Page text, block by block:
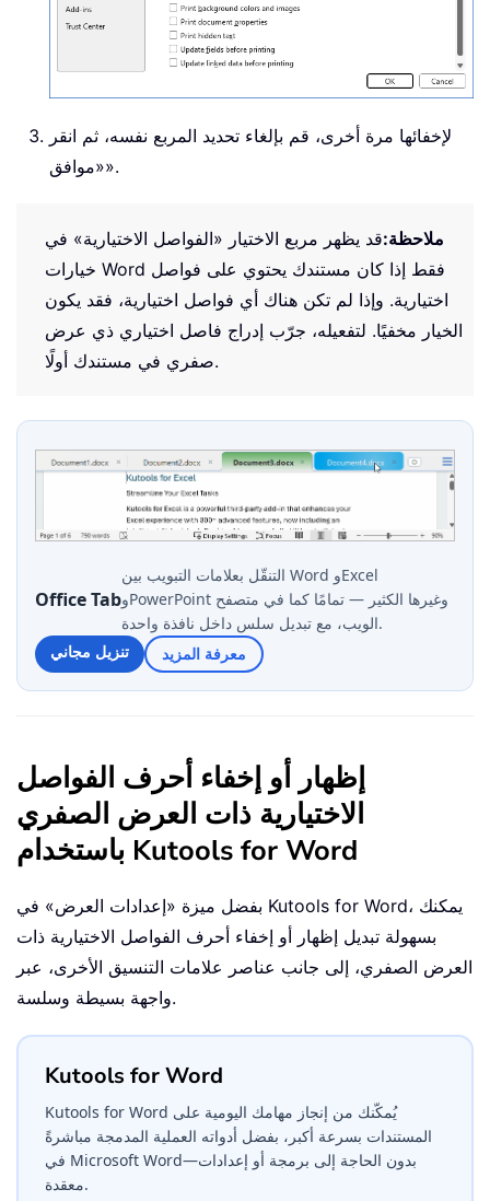
لإخفائها مرة أخرى، قم بإلغاء تحديد المربع نفسه، ثم انقر
«موافق».
ملاحظة:قد يظهر مربع الاختيار «الفواصل الاختيارية» في
خيارات Word فقط إذا كان مستندك يحتوي على فواصل
اختيارية. وإذا لم تكن هناك أي فواصل اختيارية، فقد يكون
الخيار مخفيًا. لتفعيله، جرّب إدراج فاصل اختياري ذي عرض
صفري في مستندك أولًا.
Office Tab
التنقّل بعلامات التبويب بين Word وExcel
وPowerPoint وغيرها الكثير — تمامًا كما في متصفح
الويب، مع تبديل سلس داخل نافذة واحدة.
تنزيل مجاني
معرفة المزيد
إظهار أو إخفاء أحرف الفواصل
الاختيارية ذات العرض الصفري
باستخدام Kutools for Word
بفضل ميزة «إعدادات العرض» في Kutools for Word، يمكنك
بسهولة تبديل إظهار أو إخفاء أحرف الفواصل الاختيارية ذات
العرض الصفري، إلى جانب عناصر علامات التنسيق الأخرى، عبر
واجهة بسيطة وسلسة.
Kutools for Word
Kutools for Word يُمكّنك من إنجاز مهامك اليومية على
المستندات بسرعة أكبر، بفضل أدواته العملية المدمجة مباشرةً
في Microsoft Word—بدون الحاجة إلى برمجة أو إعدادات
معقدة.